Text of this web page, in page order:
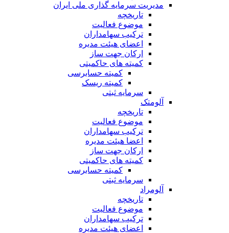
مدیریت سرمایه گذاری ملی ایران
تاریخچه
موضوع فعالیت
ترکیب سهامداران
اعضای هیئت مدیره
ارکان جهت ساز
کمیته های حاکمیتی
کمیته حسابرسی
کمیته ریسک
سرمایه ثبتی
آلومتک
تاریخچه
موضوع فعالیت
ترکیب سهامداران
اعضا هیئت مدیره
ارکان جهت ساز
کمیته های حاکمیتی
کمیته حسابرسی
سرمایه ثبتی
آلومراد
تاریخچه
موضوع فعالیت
ترکیب سهامداران
اعضای هیئت مدیره